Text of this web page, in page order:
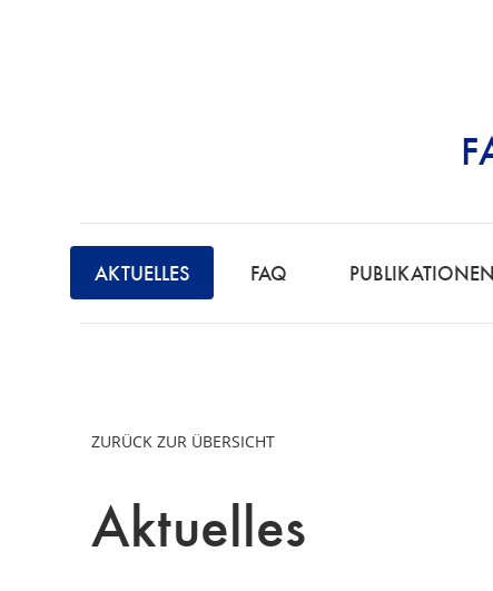
STRAFRECHT |
F
C
H
Ü
AKTUELLES FAQ PUBLIKATIONEN
ZURÜCK ZUR ÜBERSICHT
Aktuelles